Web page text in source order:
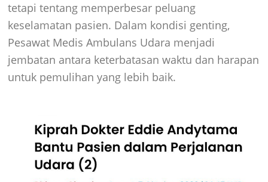
tetapi tentang memperbesar peluang
keselamatan pasien. Dalam kondisi genting,
Pesawat Medis Ambulans Udara menjadi
jembatan antara keterbatasan waktu dan harapan
untuk pemulihan yang lebih baik.